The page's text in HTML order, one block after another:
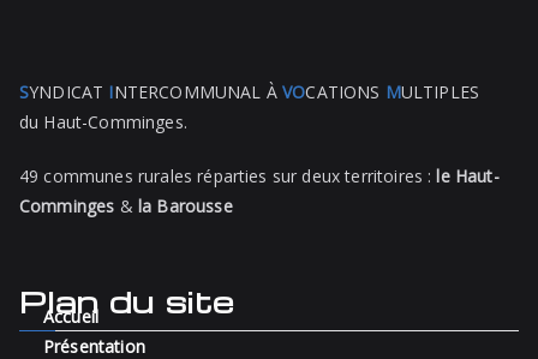
SYNDICAT INTERCOMMUNAL ÀVOCATIONS MULTIPLES
du Haut-Comminges.
49 communes rurales réparties sur deux territoires :le Haut-
Comminges & la Barousse
Plan du site
Accueil
Présentation